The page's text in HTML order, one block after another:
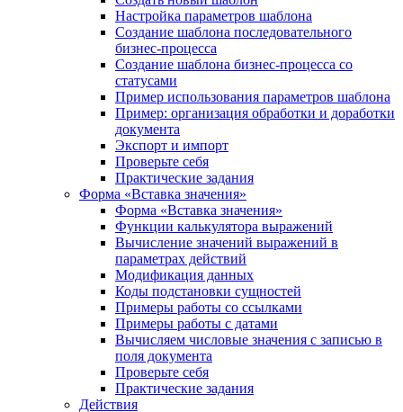
Настройка параметров шаблона
Создание шаблона последовательного
бизнес-процесса
Создание шаблона бизнес-процесса со
статусами
Пример использования параметров шаблона
Пример: организация обработки и доработки
документа
Экспорт и импорт
Проверьте себя
Практические задания
Форма «Вставка значения»
Форма «Вставка значения»
Функции калькулятора выражений
Вычисление значений выражений в
параметрах действий
Модификация данных
Коды подстановки сущностей
Примеры работы со ссылками
Примеры работы с датами
Вычисляем числовые значения с записью в
поля документа
Проверьте себя
Практические задания
Действия